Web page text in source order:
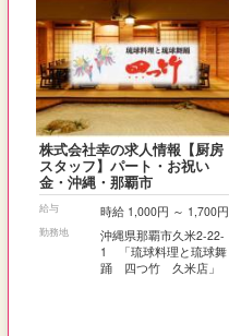
株式会社幸の求人情報【厨房
スタッフ】パート・お祝い
金・沖縄・那覇市
給与 時給 1,000円 ～ 1,700円
勤務地
沖縄県那覇市久米2-22-
1 「琉球料理と琉球舞
踊 四つ竹 久米店」